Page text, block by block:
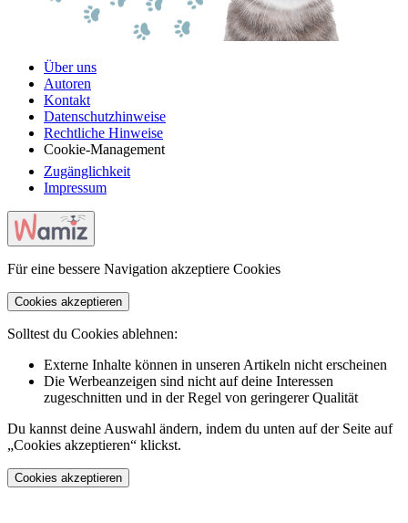
Über uns
Autoren
Kontakt
Datenschutzhinweise
Rechtliche Hinweise
Cookie-Management
Zugänglichkeit
Impressum
Für eine bessere Navigation akzeptiere Cookies
Cookies akzeptieren
Solltest du Cookies ablehnen:
Externe Inhalte können in unseren Artikeln nicht erscheinen
Die Werbeanzeigen sind nicht auf deine Interessen
zugeschnitten und in der Regel von geringerer Qualität
Du kannst deine Auswahl ändern, indem du unten auf der Seite auf
„Cookies akzeptieren“ klickst.
Cookies akzeptieren